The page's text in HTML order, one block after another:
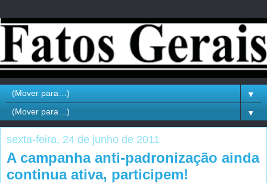
▼
▼
sexta-feira, 24 de junho de 2011
A campanha anti-padronização ainda
continua ativa, participem!